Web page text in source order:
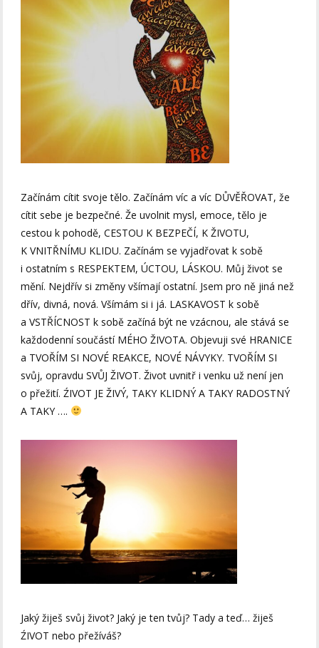
Začínám cítit svoje tělo. Začínám víc a víc DŮVĚŘOVAT, že
cítit sebe je bezpečné. Že uvolnit mysl, emoce, tělo je
cestou k pohodě, CESTOU K BEZPEČÍ, K ŽIVOTU,
K VNITŘNÍMU KLIDU. Začínám se vyjadřovat k sobě
i ostatním s RESPEKTEM, ÚCTOU, LÁSKOU. Můj život se
mění. Nejdřív si změny všímají ostatní. Jsem pro ně jiná než
dřív, divná, nová. Všímám si i já. LASKAVOST k sobě
a VSTŘÍCNOST k sobě začíná být ne vzácnou, ale stává se
každodenní součástí MÉHO ŽIVOTA. Objevuji své HRANICE
a TVOŘÍM SI NOVÉ REAKCE, NOVÉ NÁVYKY. TVOŘÍM SI
svůj, opravdu SVŮJ ŽIVOT. Život uvnitř i venku už není jen
o přežití. ŹIVOT JE ŽIVÝ, TAKY KLIDNÝ A TAKY RADOSTNÝ
A TAKY ….
Jaký žiješ svůj život? Jaký je ten tvůj? Tady a teď… žiješ
ŹIVOT nebo přežíváš?